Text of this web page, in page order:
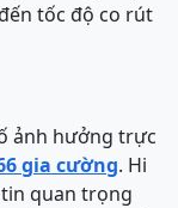
tốc độ co rút
ảnh hưởng trực
gia cường. Hi
quan trọng